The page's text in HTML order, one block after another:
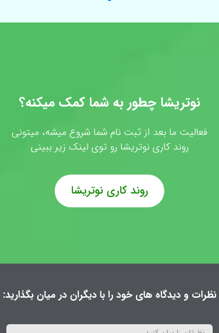
نوتریشا چطور به شما کمک میکنه؟
فعالیت ما بعد از ثبت نام شما شروع میشه، میتونی
روند کاری نوتریشا رو توی لینک زیر ببینی
روند کاری نوتریشا
نظرات و دیدگاه های خود را با دیگران در میان بگذارید: